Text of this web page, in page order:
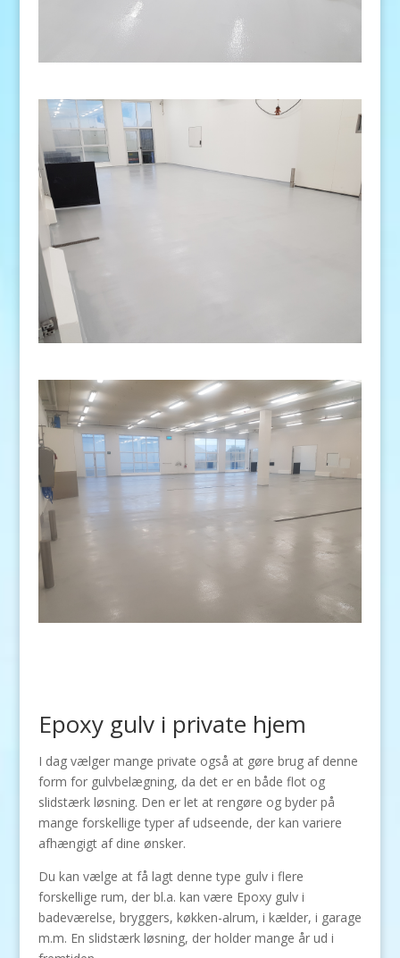
Epoxy gulv i private hjem
I dag vælger mange private også at gøre brug af denne
form for gulvbelægning, da det er en både flot og
slidstærk løsning. Den er let at rengøre og byder på
mange forskellige typer af udseende, der kan variere
afhængigt af dine ønsker.
Du kan vælge at få lagt denne type gulv i flere
forskellige rum, der bl.a. kan være Epoxy gulv i
badeværelse, bryggers, køkken-alrum, i kælder, i garage
m.m. En slidstærk løsning, der holder mange år ud i